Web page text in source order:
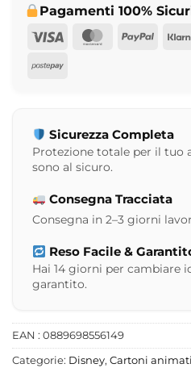
Pagamenti 100%
Visa
MasterCard
Postepay
Sicurezza Completa
Protezione totale per il tuo
sono al sicuro.
Consegna Tracciata
Consegna in 2–3 giorni
Reso Facile &
Hai 14 giorni per cambiare
garantito.
EAN : 0889698556149
Categorie: Disney, Cartoni